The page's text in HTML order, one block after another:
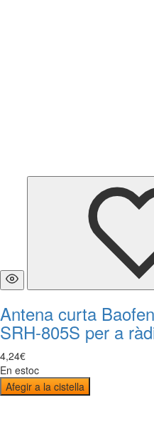
Antena curta
SRH-805S per a
4,24€
En estoc
Afegir a la cistella